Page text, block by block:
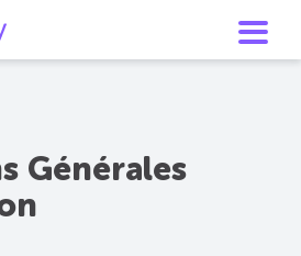
Générales